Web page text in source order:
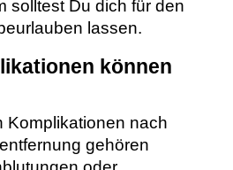
solltest Du dich für den
lassen.
können
Komplikationen nach
gehören